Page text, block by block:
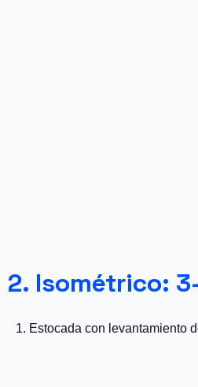
2. Isométrico:
1. Estocada con levantamiento